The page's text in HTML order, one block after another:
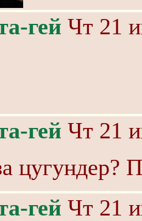
гей Чт 21
гей Чт 21
цугундер?
гей Чт 21